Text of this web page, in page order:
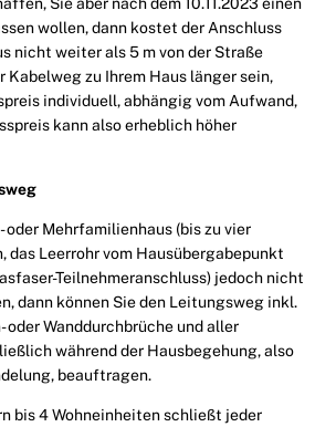
wollen, dann kostet der Anschluss
nicht weiter als 5 m von der Straße
zu Ihrem Haus länger sein,
individuell, abhängig vom Aufwand,
kann also erheblich höher
oder Mehrfamilienhaus (bis zu vier
das Leerrohr vom Hausübergabepunkt
Teilnehmeranschluss) jedoch nicht
dann können Sie den Leitungsweg inkl.
oder Wanddurchbrüche und aller
während der Hausbegehung, also
beauftragen.
bis 4 Wohneinheiten schließt jeder